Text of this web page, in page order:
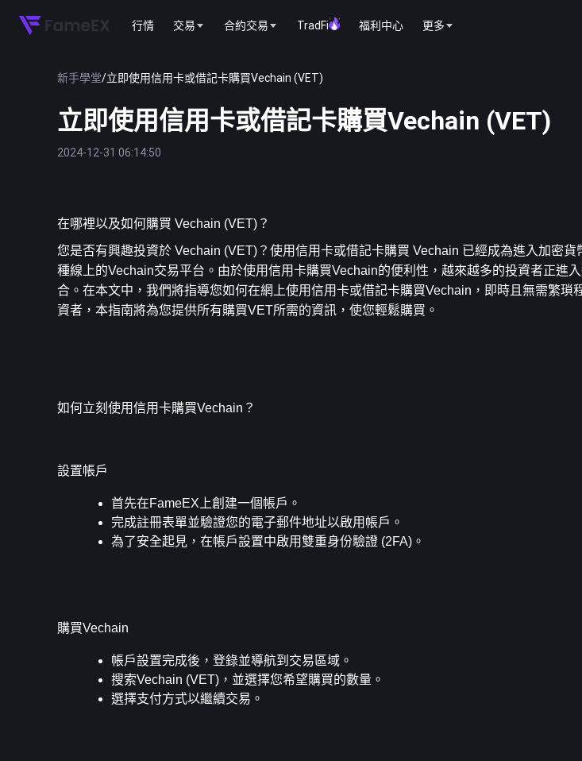
行情 交易 合約交易 TradFi 福利中心 更多
新手學堂/立即使用信用卡或借記卡購買Vechain (VET)
立即使用信用卡或借記卡購買Vechain (VET)
2024-12-31 06:14:50
在哪裡以及如何購買 Vechain (VET)？
您是否有興趣投資於 Vechain (VET)？使用信用卡或借記卡購買 Vechain 已經成為進入加密
種線上的Vechain交易平台。由於使用信用卡購買Vechain的便利性，越來越多的投資者正進
合。在本文中，我們將指導您如何在網上使用信用卡或借記卡購買Vechain，即時且無需繁瑣
資者，本指南將為您提供所有購買VET所需的資訊，使您輕鬆購買。
如何立刻使用信用卡購買Vechain？
設置帳戶
首先在FameEX上創建一個帳戶。
完成註冊表單並驗證您的電子郵件地址以啟用帳戶。
為了安全起見，在帳戶設置中啟用雙重身份驗證 (2FA)。
購買Vechain
帳戶設置完成後，登錄並導航到交易區域。
搜索Vechain (VET)，並選擇您希望購買的數量。
選擇支付方式以繼續交易。